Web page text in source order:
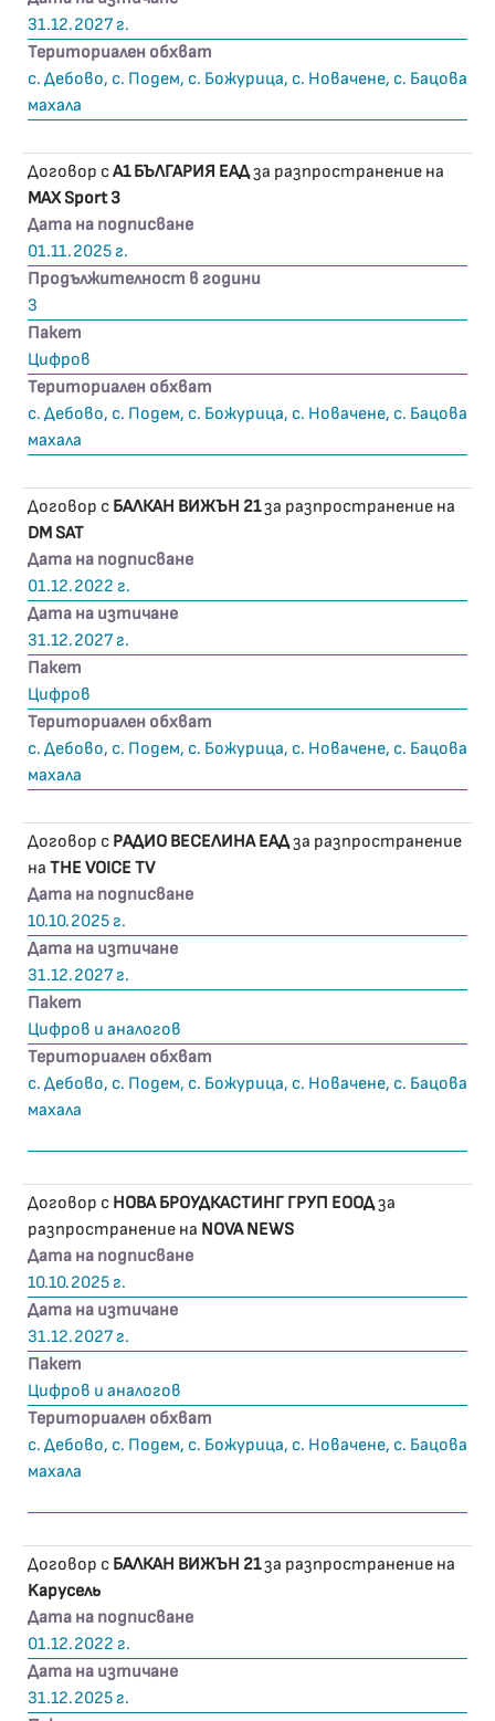
31.12.2027 г.
Териториален обхват
с. Дебово, с. Подем, с. Божурица, с. Новачене, с. Бацова
махала
Договор сА1 БЪЛГАРИЯ ЕАДза разпространение на
MAX Sport 3
Дата на подписване
01.11.2025 г.
Продължителност в години
3
Пакет
Цифров
Териториален обхват
с. Дебово, с. Подем, с. Божурица, с. Новачене, с. Бацова
махала
Договор с БАЛКАН ВИЖЪН 21за разпространение на
DM SAT
Дата на подписване
01.12.2022 г.
Дата на изтичане
31.12.2027 г.
Пакет
Цифров
Териториален обхват
с. Дебово, с. Подем, с. Божурица, с. Новачене, с. Бацова
махала
Договор с РАДИО ВЕСЕЛИНА ЕАДза разпространение
на THE VOICE TV
Дата на подписване
10.10.2025 г.
Дата на изтичане
31.12.2027 г.
Пакет
Цифров и аналогов
Териториален обхват
с. Дебово, с. Подем, с. Божурица, с. Новачене, с. Бацова
махала
Договор с НОВА БРОУДКАСТИНГ ГРУП ЕООДза
разпространение на NOVA NEWS
Дата на подписване
10.10.2025 г.
Дата на изтичане
31.12.2027 г.
Пакет
Цифров и аналогов
Териториален обхват
с. Дебово, с. Подем, с. Божурица, с. Новачене, с. Бацова
махала
Договор с БАЛКАН ВИЖЪН 21за разпространение на
Kapyceль
Дата на подписване
01.12.2022 г.
Дата на изтичане
31.12.2025 г.